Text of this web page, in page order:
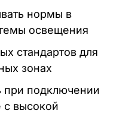
нормы в
освещения
стандартов для
зонах
при подключении
с высокой